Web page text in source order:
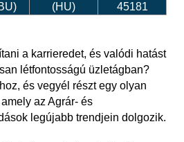
(HU)
45181
a karrieredet, és valódi hatást
létfontosságú üzletágban?
és vegyél részt egy olyan
az Agrár- és
legújabb trendjein dolgozik.